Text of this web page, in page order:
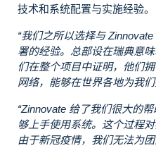
技术和系统配置与实施经验。
“我们之所以选择与
署的经验。总部设在瑞典意
们在整个项目中证明，他们
网络，能够在世界各地为我们
“Zinnovate 给了我们很大的
够上手使用系统。这个过程
由于新冠疫情，我们无法为